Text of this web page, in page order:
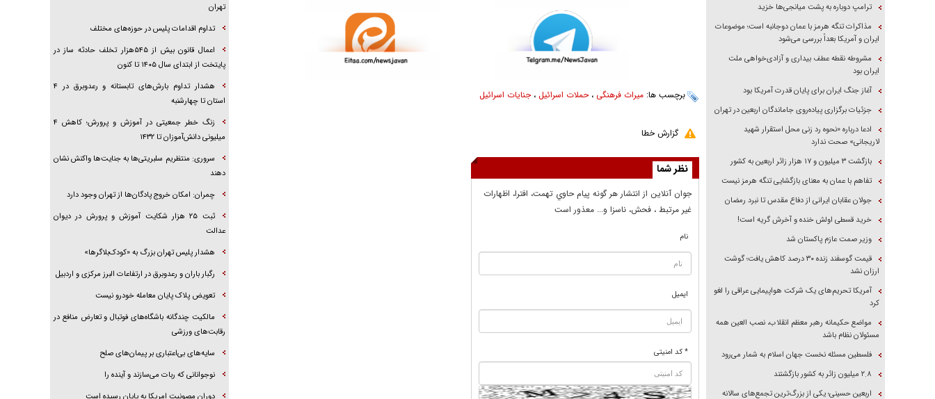
برچسب ها: میراث فرهنگی ،حملات اسرائیل ،جنایات اسرائیل
گزارش خطا
نظر شما
جوان آنلاين از انتشار هر گونه پيام حاوي تهمت، افترا، اظهارات
غير مرتبط ، فحش، ناسزا و... معذور است
نام
ایمیل
* کد امنیتی
ترامپ دوباره به پشت میانجی‌ها خزید
مذاکرات تنگه هرمز با عمان دوجانبه است؛ موضوعات
ایران و آمریکا بعداً بررسی می‌شود
مشروطه نقطه عطف بیداری و آزادی‌خواهی ملت
ایران بود
آغاز جنگ ایران برای پایان قدرت آمریکا بود
جزئیات برگزاری پیاده‌روی جاماندگان اربعین در تهران
ادعا درباره «نحوه رد زنی محل استقرار شهید
لاریجانی» صحت ندارد
بازگشت ۳ میلیون و ۱۷ هزار زائر اربعین به کشور
تفاهم با عمان به معنای بازگشایی تنگه هرمز نیست
جولان عقابان ایرانی از دفاع مقدس تا نبرد رمضان
خرید قسطی اولش خنده و آخرش گریه است!
وزیر صمت عازم پاکستان شد
قیمت گوسفند زنده ۳۰ درصد کاهش یافت؛ گوشت
ارزان نشد
آمریکا تحریم‌های یک شرکت هواپیمایی عراقی را لغو
کرد
مواضع حکیمانه رهبر معظم انقلاب، نصب العین همه
مسئولان نظام باشد
فلسطین مسئله نخست جهان اسلام به شمار می‌رود
۲.۸ میلیون زائر به کشور بازگشتند
اربعین حسینی؛ یکی از بزرگ‌ترین تجمع‌های سالانه
تهران
تداوم اقدامات پلیس در حوزه‌های مختلف
اعمال قانون بیش از ۵۴۵هزار تخلف حادثه ساز در
پایتخت از ابتدای سال ۱۴۰۵ تا کنون
هشدار تداوم بارش‌های تابستانه و رعدوبرق در ۴
استان تا چهارشنبه
زنگ خطر جمعیتی در آموزش و پرورش؛ کاهش ۴
میلیونی دانش‌آموزان تا ۱۴۳۲
سروری: منتظریم سلبریتی‌ها به جنایت‌ها واکنش نشان
دهند
چمران: امکان خروج پادگان‌ها از تهران وجود دارد
ثبت ۲۵ هزار شکایت آموزش و پرورش در دیوان
عدالت
هشدار پلیس تهران بزرگ به «کودک‌بلاگرها»
رگبار باران و رعدوبرق در ارتفاعات البرز مرکزی و اردبیل
تعویض پلاک پایان معامله خودرو نیست
مالکیت چندگانه باشگاه‌های فوتبال و تعارض منافع در
رقابت‌های ورزشی
سایه‌های بی‌اعتباری بر پیمان‌های صلح
نوجوانانی که ربات می‌سازند و آینده را